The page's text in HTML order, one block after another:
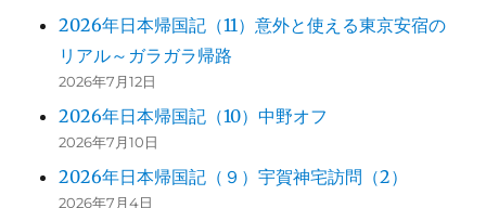
2026年日本帰国記（11）意外と使える東京安宿の
リアル～ガラガラ帰路
2026年7月12日
2026年日本帰国記（10）中野オフ
2026年7月10日
2026年日本帰国記（９）宇賀神宅訪問（2）
2026年7月4日